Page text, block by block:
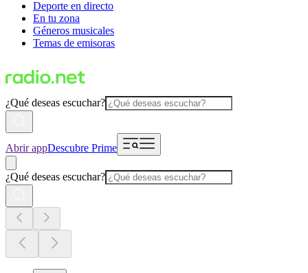
Deporte en directo
En tu zona
Géneros musicales
Temas de emisoras
¿Qué deseas escuchar?
Abrir appDescubre Prime
¿Qué deseas escuchar?